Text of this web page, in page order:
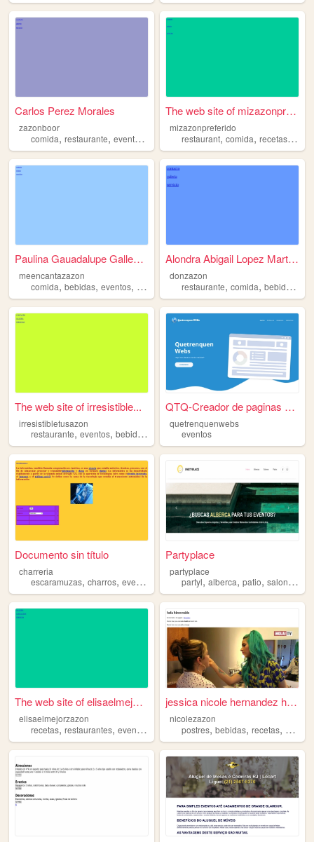
Carlos Perez Morales
zazonboor
comida, restaurante, eventos ,bebidas
The web site of mizazonprefe...
mizazonpreferido
restaurant,comida,recetas,
Paulina Gauadalupe Gallegos ...
meencantazazon
comida, bebidas, eventos, ventas restaurante
Alondra Abigail Lopez Martin...
donzazon
restaurante,comida,bebidas
The web site of irresistible...
irresistibletusazon
restaurante, eventos, bebidas , ,comida
QTQ-Creador de paginas WEB
quetrenquenwebs
eventos
Documento sin título
charreria
escaramuzas, charros, eventos
Partyplace
partyplace
partyl,alberca,patio,salon,
The web site of elisaelmejor...
elisaelmejorzazon
recetas, restaurantes, eventos comidas
jessica nicole hernandez her...
nicolezazon
postres,bebidas,recetas,